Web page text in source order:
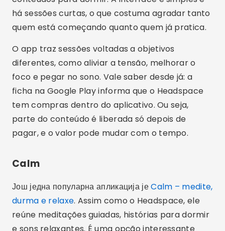
pagar, e o valor pode mudar com o tempo.
Још једна популарна апликација јеCalm – medite,
durma e relaxe. Assim como o Headspace, ele
reúne meditações guiadas, histórias para dormir
e sons relaxantes. É uma opção interessante
para quem tem dificuldade de desacelerar à
noite, já que boa parte do conteúdo é pensada
O Calm também tem programas de meditação
divididos em vários dias, o que ajuda a criar o
hábito. Os sons de fundo, como chuva e
natureza, podem ser usados ao longo do dia. A
ficha na Google Play informa que o app tem